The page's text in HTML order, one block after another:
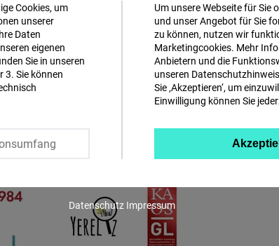
Cookies, um
unserer
Daten
eigenen
Sie in unseren
3. Sie können
Um unsere Webseite für Sie
und unser Angebot für Sie
zu können, nutzen wir
Marketingcookies. Mehr
Anbietern und die
unseren
Sie ‚Akzeptieren‘, um
Einwilligung können Sie
Matomo
Facebook
Embed
Embed
Instagram
Embed
Akzeptieren
Datenschutz Impressum